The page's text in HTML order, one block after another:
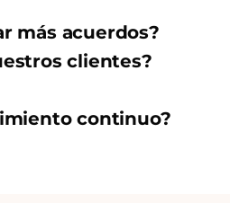
más acuerdos?
clientes?
continuo?